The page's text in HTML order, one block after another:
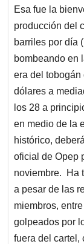
Esa fue la
producción del
barriles por día
bombeando en
era del
dólares a
los 28 a
en medio de la
histórico,
oficial de Opep
noviembre. Ha
a pesar de las
miembros,
golpeados por
fuera del cartel,